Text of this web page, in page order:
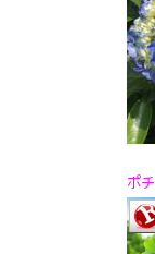
ポ